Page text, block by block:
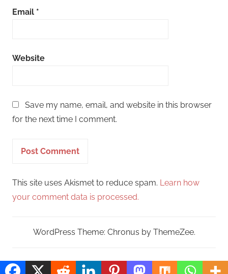
Email *
Website
Save my name, email, and website in this browser
for the next time I comment.
This site uses Akismet to reduce spam. Learn how
your comment data is processed.
WordPress Theme: Chronus by ThemeZee.